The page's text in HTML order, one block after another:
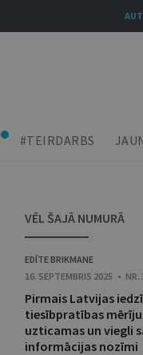
#TEIRDARBS
VĒL ŠAJĀ NUMURĀ
EDĪTE BRIKMANE
16. SEPTEMBRIS 2025 • NR.
Pirmais Latvijas
tiesībpratības
uzticamas un viegli
informācijas nozīmi